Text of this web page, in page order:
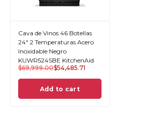
Cava de Vinos 46 Botellas
24" 2 Temperaturas Acero
Inoxidable Negro
KUWR524SBE KitchenAid
$69,999.00$54,485.71
Add to cart